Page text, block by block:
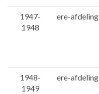
1947-
1948
ere-afdeling
1948-
1949
ere-afdeling